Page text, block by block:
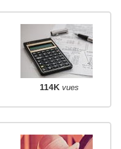
114K vues